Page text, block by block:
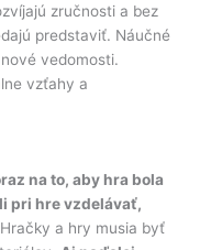
zručnosti a bez
predstaviť. Náučné
vedomosti.
vzťahy a
na to, aby hra bola
pri hre vzdelávať,
Hračky a hry musia byť